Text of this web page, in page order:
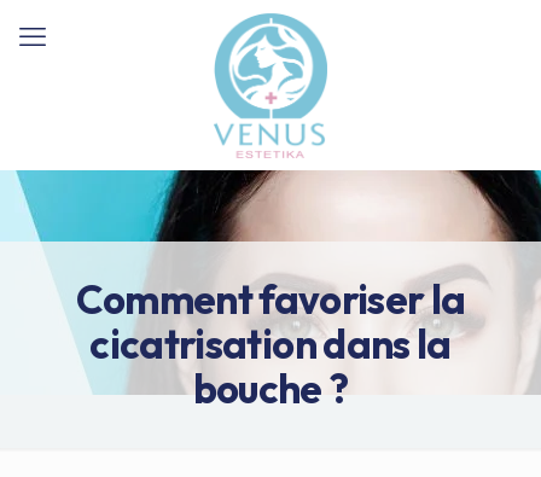
Comment favoriser la
cicatrisation dans la
bouche ?